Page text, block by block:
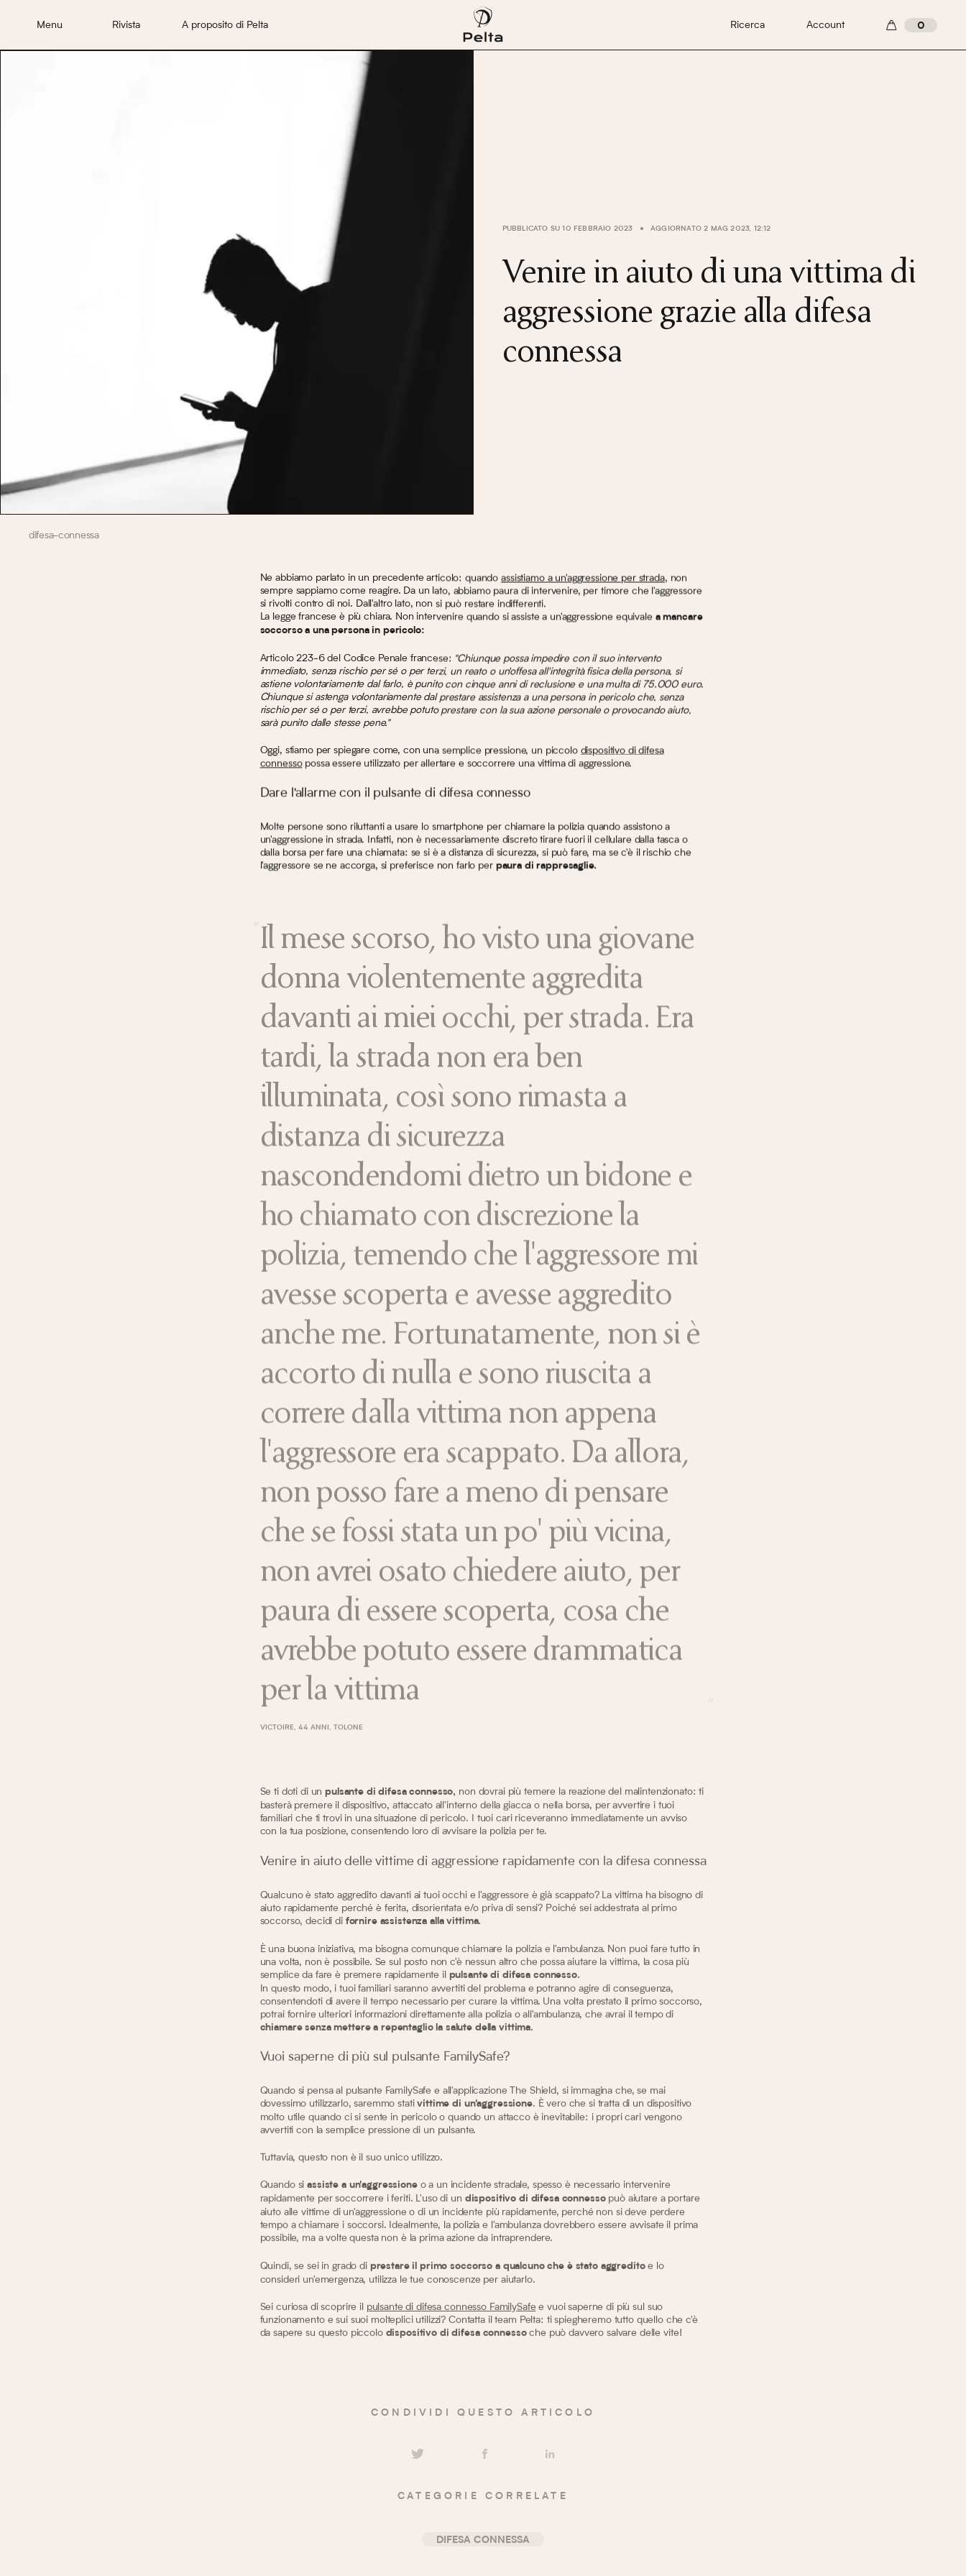
Menu Rivista A proposito di Pelta Ricerca Account 0
difesa-connessa
PUBBLICATO SU 10 FEBBRAIO 2023 AGGIORNATO 2 MAG 2023, 12:12
Venire in aiuto di una vittima di
aggressione grazie alla difesa
connessa
Ne abbiamo parlato in un precedente articolo: quandoassistiamo a un'aggressione per strada, non
sempre sappiamo come reagire. Da un lato, abbiamo paura di intervenire, per timore che l'aggressore
si rivolti contro di noi. Dall'altro lato, non si può restare indifferenti.
La legge francese è più chiara. Non intervenire quando si assiste a un'aggressione equivale a mancare
soccorso a una persona in pericolo:
Articolo 223-6 del Codice Penale francese: "Chiunque possa impedire con il suo intervento
immediato, senza rischio per sé o per terzi, un reato o un'offesa all'integrità fisica della persona, si
astiene volontariamente dal farlo, è punito con cinque anni di reclusione e una multa di 75.000 euro.
Chiunque si astenga volontariamente dal prestare assistenza a una persona in pericolo che, senza
rischio per sé o per terzi, avrebbe potuto prestare con la sua azione personale o provocando aiuto,
sarà punito dalle stesse pene."
Oggi, stiamo per spiegare come, con una semplice pressione, un piccolo dispositivo di difesa
connessopossa essere utilizzato per allertare e soccorrere una vittima di aggressione.
Dare l'allarme con il pulsante di difesa connesso
Molte persone sono riluttanti a usare lo smartphone per chiamare la polizia quando assistono a
un'aggressione in strada. Infatti, non è necessariamente discreto tirare fuori il cellulare dalla tasca o
dalla borsa per fare una chiamata: se si è a distanza di sicurezza, si può fare, ma se c'è il rischio che
l'aggressore se ne accorga, si preferisce non farlo per paura di rappresaglie.
Il mese scorso, ho visto una giovane
donna violentemente aggredita
davanti ai miei occhi, per strada. Era
tardi, la strada non era ben
illuminata, così sono rimasta a
distanza di sicurezza
nascondendomi dietro un bidone e
ho chiamato con discrezione la
polizia, temendo che l'aggressore mi
avesse scoperta e avesse aggredito
anche me. Fortunatamente, non si è
accorto di nulla e sono riuscita a
correre dalla vittima non appena
l'aggressore era scappato. Da allora,
non posso fare a meno di pensare
che se fossi stata un po' più vicina,
non avrei osato chiedere aiuto, per
paura di essere scoperta, cosa che
avrebbe potuto essere drammatica
per la vittima
VICTOIRE, 44 ANNI, TOLONE
Se ti doti di un pulsante di difesa connesso, non dovrai più temere la reazione del malintenzionato: ti
basterà premere il dispositivo, attaccato all'interno della giacca o nella borsa, per avvertire i tuoi
familiari che ti trovi in una situazione di pericolo. I tuoi cari riceveranno immediatamente un avviso
con la tua posizione, consentendo loro di avvisare la polizia per te.
Venire in aiuto delle vittime di aggressione rapidamente con la difesa connessa
Qualcuno è stato aggredito davanti ai tuoi occhi e l'aggressore è già scappato? La vittima ha bisogno di
aiuto rapidamente perché è ferita, disorientata e/o priva di sensi? Poiché sei addestrata al primo
soccorso, decidi di fornire assistenza alla vittima.
È una buona iniziativa, ma bisogna comunque chiamare la polizia e l'ambulanza. Non puoi fare tutto in
una volta, non è possibile. Se sul posto non c'è nessun altro che possa aiutare la vittima, la cosa più
semplice da fare è premere rapidamente il pulsante di difesa connesso.
In questo modo, i tuoi familiari saranno avvertiti del problema e potranno agire di conseguenza,
consentendoti di avere il tempo necessario per curare la vittima. Una volta prestato il primo soccorso,
potrai fornire ulteriori informazioni direttamente alla polizia o all'ambulanza, che avrai il tempo di
chiamare senza mettere a repentaglio la salute della vittima.
Vuoi saperne di più sul pulsante FamilySafe?
Quando si pensa al pulsante FamilySafe e all'applicazione The Shield, si immagina che, se mai
dovessimo utilizzarlo, saremmo stativittime di un'aggressione. È vero che si tratta di un dispositivo
molto utile quando ci si sente in pericolo o quando un attacco è inevitabile: i propri cari vengono
avvertiti con la semplice pressione di un pulsante.
Tuttavia, questo non è il suo unico utilizzo.
Quando siassiste a un'aggressioneo a un incidente stradale, spesso è necessario intervenire
rapidamente per soccorrere i feriti. L'uso di un dispositivo di difesa connesso può aiutare a portare
aiuto alle vittime di un'aggressione o di un incidente più rapidamente, perché non si deve perdere
tempo a chiamare i soccorsi. Idealmente, la polizia e l'ambulanza dovrebbero essere avvisate il prima
possibile, ma a volte questa non è la prima azione da intraprendere.
Quindi, se sei in grado di prestare il primo soccorso a qualcuno che è stato aggreditoe lo
consideri un'emergenza, utilizza le tue conoscenze per aiutarlo.
Sei curiosa di scoprire il pulsante di difesa connesso FamilySafee vuoi saperne di più sul suo
funzionamento e sui suoi molteplici utilizzi? Contatta il team Pelta: ti spiegheremo tutto quello che c'è
da sapere su questo piccolo dispositivo di difesa connessoche può davvero salvare delle vite!
CONDIVIDI QUESTO ARTICOLO
CATEGORIE CORRELATE
DIFESA CONNESSA